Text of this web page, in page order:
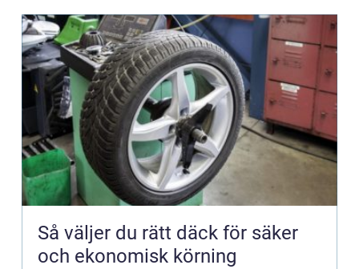
Så väljer du rätt däck för säker
och ekonomisk körning